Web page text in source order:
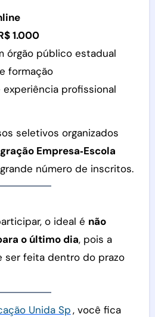
1.000
órgão público estadual
formação
profissional
seletivos organizados
Empresa‑Escola
número de inscritos.
o ideal é não
o último dia, pois a
ser feita dentro do prazo
Unida Sp, você fica